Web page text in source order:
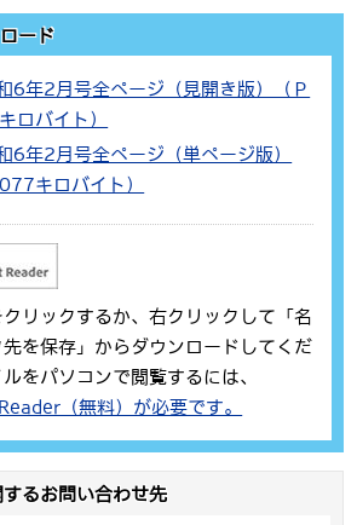
ード
6年2月号全ページ（見開き版）（Ｐ
ロバイト）
6年2月号全ページ（単ページ版）
キロバイト）
リックするか、右クリックして「名
を保存」からダウンロードしてくだ
をパソコンで閲覧するには、
（無料）が必要です。
るお問い合わせ先